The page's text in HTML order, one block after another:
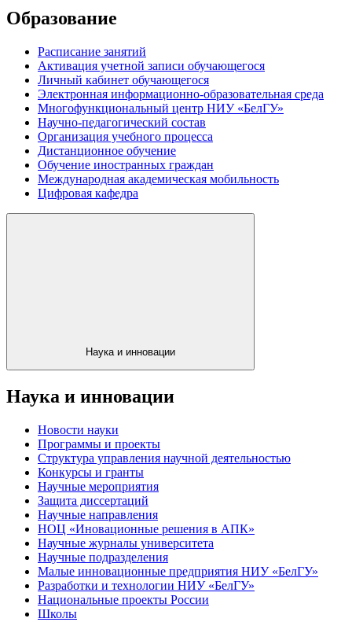
Образование
Расписание занятий
Активация учетной записи обучающегося
Личный кабинет обучающегося
Электронная информационно-образовательная среда
Многофункциональный центр НИУ «БелГУ»
Научно-педагогический состав
Организация учебного процесса
Дистанционное обучение
Обучение иностранных граждан
Международная академическая мобильность
Цифровая кафедра
Наука и инновации
Наука и инновации
Новости науки
Программы и проекты
Структура управления научной деятельностью
Конкурсы и гранты
Научные мероприятия
Защита диссертаций
Научные направления
НОЦ «Иновационные решения в АПК»
Научные журналы университета
Научные подразделения
Малые инновационные предприятия НИУ «БелГУ»
Разработки и технологии НИУ «БелГУ»
Национальные проекты России
Школы